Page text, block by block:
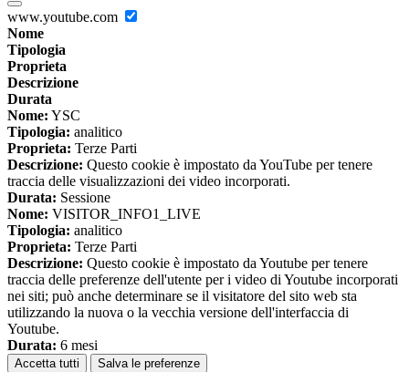
www.youtube.com
Nome
Tipologia
Proprieta
Descrizione
Durata
Nome: YSC
Tipologia: analitico
Proprieta: Terze Parti
Descrizione: Questo cookie è impostato da YouTube per tenere
traccia delle visualizzazioni dei video incorporati.
Durata: Sessione
Nome: VISITOR_INFO1_LIVE
Tipologia: analitico
Proprieta: Terze Parti
Descrizione: Questo cookie è impostato da Youtube per tenere
traccia delle preferenze dell'utente per i video di Youtube incorporati
nei siti; può anche determinare se il visitatore del sito web sta
utilizzando la nuova o la vecchia versione dell'interfaccia di
Youtube.
Durata: 6 mesi
Accetta tutti Salva le preferenze